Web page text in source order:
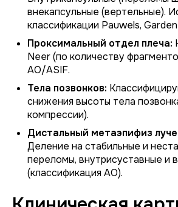
внекапсульные (вертельные).
классификации Pauwels,
Проксимальный отдел плеча:
Neer (по количеству
AO/ASIF.
Тела позвонков:
снижения высоты тела
компрессии).
Дистальный метаэпифиз
Деление на стабильные и
переломы, внутрисуставные и
(классификация AO).